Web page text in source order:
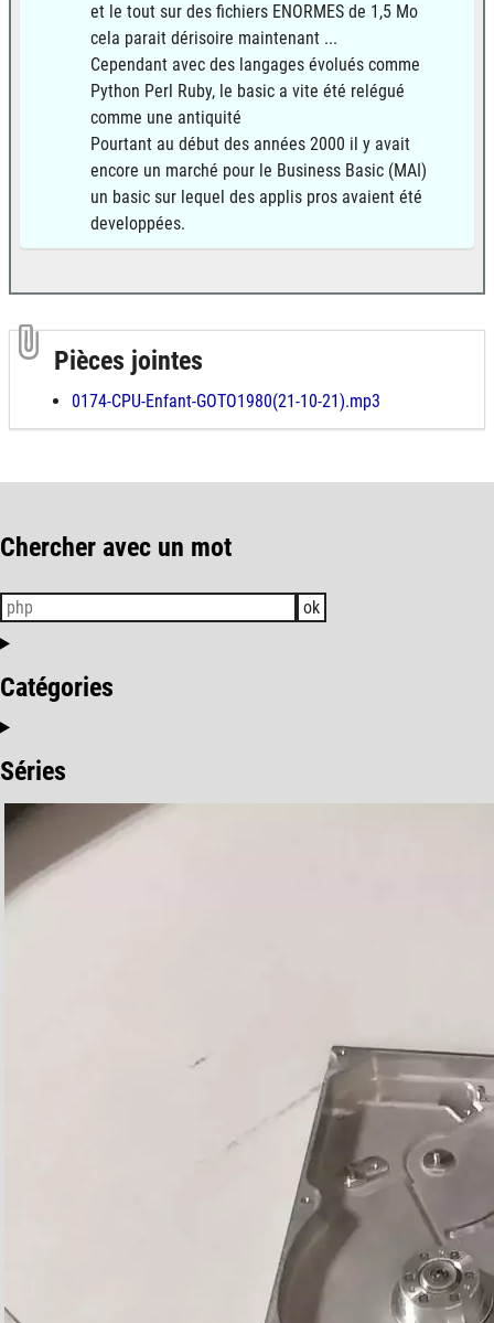
et le tout sur des fichiers ENORMES de 1,5 Mo
cela parait dérisoire maintenant ...
Cependant avec des langages évolués comme
Python Perl Ruby, le basic a vite été relégué
comme une antiquité
Pourtant au début des années 2000 il y avait
encore un marché pour le Business Basic (MAI)
un basic sur lequel des applis pros avaient été
developpées.
Pièces jointes
0174-CPU-Enfant-GOTO1980(21-10-21).mp3
Chercher avec un mot
ok
Catégories
Séries